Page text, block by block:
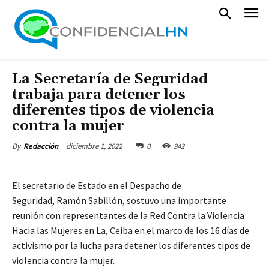
La Secretaría de Seguridad
trabaja para detener los
diferentes tipos de violencia
contra la mujer
By Redacción diciembre 1, 2022 0 942
El secretario de Estado en el Despacho de
Seguridad, Ramón Sabillón, sostuvo una importante
reunión con representantes de la Red Contra la Violencia
Hacia las Mujeres en La, Ceiba en el marco de los 16 días de
activismo por la lucha para detener los diferentes tipos de
violencia contra la mujer.